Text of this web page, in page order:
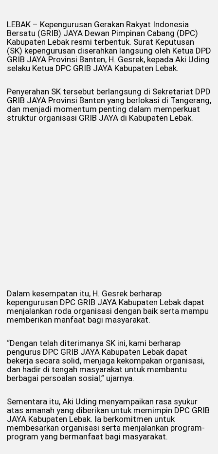
LEBAK – Kepengurusan Gerakan Rakyat Indonesia
Bersatu (GRIB) JAYA Dewan Pimpinan Cabang (DPC)
Kabupaten Lebak resmi terbentuk. Surat Keputusan
(SK) kepengurusan diserahkan langsung oleh Ketua DPD
GRIB JAYA Provinsi Banten, H. Gesrek, kepada Aki Uding
selaku Ketua DPC GRIB JAYA Kabupaten Lebak.
Penyerahan SK tersebut berlangsung di Sekretariat DPD
GRIB JAYA Provinsi Banten yang berlokasi di Tangerang,
dan menjadi momentum penting dalam memperkuat
struktur organisasi GRIB JAYA di Kabupaten Lebak.
Dalam kesempatan itu, H. Gesrek berharap
kepengurusan DPC GRIB JAYA Kabupaten Lebak dapat
menjalankan roda organisasi dengan baik serta mampu
memberikan manfaat bagi masyarakat.
“Dengan telah diterimanya SK ini, kami berharap
pengurus DPC GRIB JAYA Kabupaten Lebak dapat
bekerja secara solid, menjaga kekompakan organisasi,
dan hadir di tengah masyarakat untuk membantu
berbagai persoalan sosial,” ujarnya.
Sementara itu, Aki Uding menyampaikan rasa syukur
atas amanah yang diberikan untuk memimpin DPC GRIB
JAYA Kabupaten Lebak. Ia berkomitmen untuk
membesarkan organisasi serta menjalankan program-
program yang bermanfaat bagi masyarakat.